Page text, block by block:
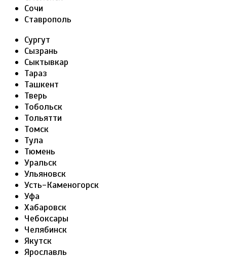
Сочи
Ставрополь
Сургут
Сызрань
Сыктывкар
Тараз
Ташкент
Тверь
Тобольск
Тольятти
Томск
Тула
Тюмень
Уральск
Ульяновск
Усть-Каменогорск
Уфа
Хабаровск
Чебоксары
Челябинск
Якутск
Ярославль